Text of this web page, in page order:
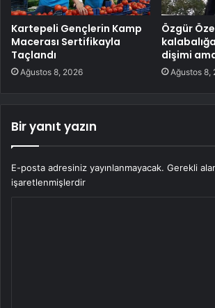
Kartepeli Gençlerin Kamp
Macerası Sertifikayla
Taçlandı
Ağustos 8, 2026
Özgür
dişimi
Ağustos 8,
Bir yanıt yazın
E-posta adresiniz yayınlanmayacak. Gerekli
işaretlenmişlerdir